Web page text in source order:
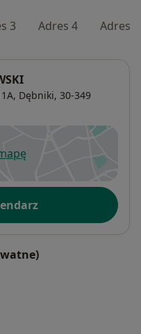
3 Adres 4 Adres 5
Dębniki, 30-349
się w nowej karcie